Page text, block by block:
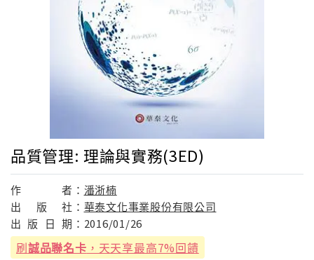
品質管理: 理論與實務(3ED)
作 者： 潘浙楠
出
版 社： 華泰文化事業股份有限公司
出 版 日 期： 2016/01/26
刷誠品聯名卡 ，天天享最高7%回饋